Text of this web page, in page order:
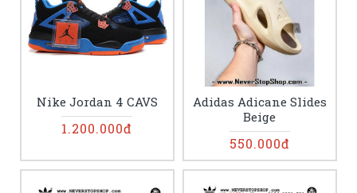
Nike Jordan 4 CAVS
1.200.000đ
Adidas Adicane Slides
Beige
550.000đ